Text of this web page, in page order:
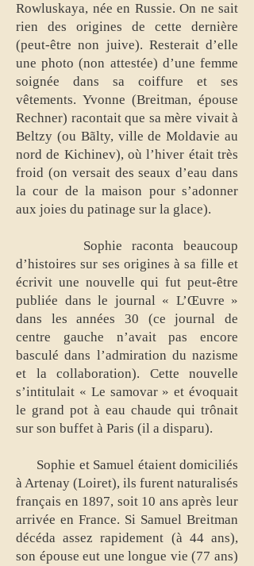
Rowluskaya, née en Russie. On ne sait
rien des origines de cette dernière
(peut-être non juive). Resterait d’elle
une photo (non attestée) d’une femme
soignée dans sa coiffure et ses
vêtements. Yvonne (Breitman, épouse
Rechner) racontait que sa mère vivait à
Beltzy (ou Bãlty, ville de Moldavie au
nord de Kichinev), où l’hiver était très
froid (on versait des seaux d’eau dans
la cour de la maison pour s’adonner
aux joies du patinage sur la glace).
Sophie raconta beaucoup
d’histoires sur ses origines à sa fille et
écrivit une nouvelle qui fut peut-être
publiée dans le journal « L’Œuvre »
dans les années 30 (ce journal de
centre gauche n’avait pas encore
basculé dans l’admiration du nazisme
et la collaboration). Cette nouvelle
s’intitulait « Le samovar » et évoquait
le grand pot à eau chaude qui trônait
sur son buffet à Paris (il a disparu).
Sophie et Samuel étaient domiciliés
à Artenay (Loiret), ils furent naturalisés
français en 1897, soit 10 ans après leur
arrivée en France. Si Samuel Breitman
décéda assez rapidement (à 44 ans),
son épouse eut une longue vie (77 ans)